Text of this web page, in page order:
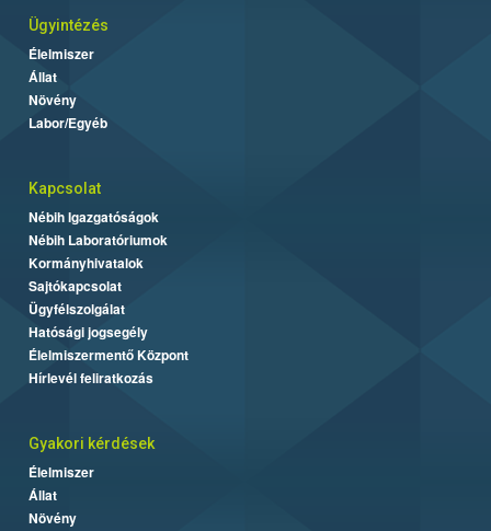
Ügyintézés
Élelmiszer
Állat
Növény
Labor/Egyéb
Kapcsolat
Nébih Igazgatóságok
Nébih Laboratóriumok
Kormányhivatalok
Sajtókapcsolat
Ügyfélszolgálat
Hatósági jogsegély
Élelmiszermentő Központ
Hírlevél feliratkozás
Gyakori kérdések
Élelmiszer
Állat
Növény